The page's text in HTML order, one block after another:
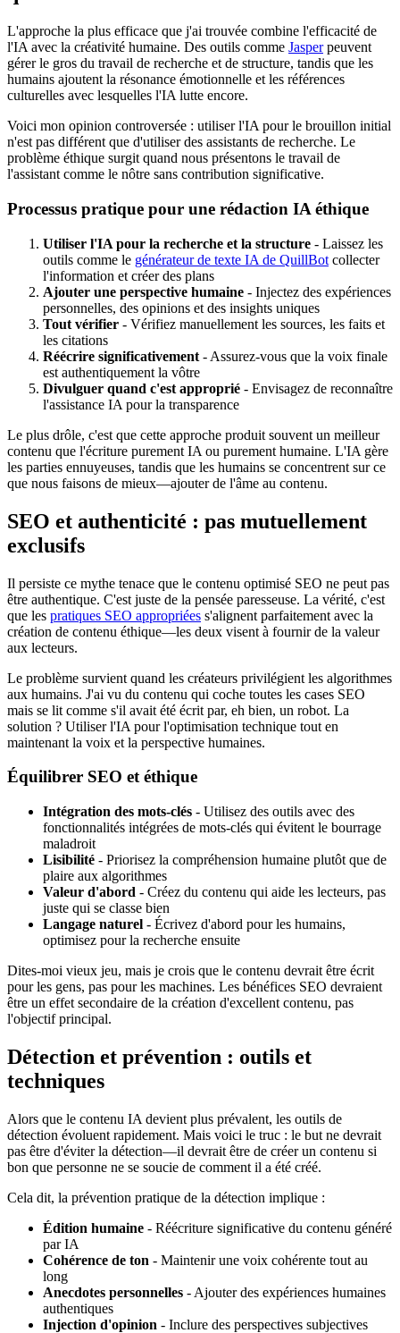
L'approche la plus efficace que j'ai trouvée combine l'efficacité de
l'IA avec la créativité humaine. Des outils comme Jasperpeuvent
gérer le gros du travail de recherche et de structure, tandis que les
humains ajoutent la résonance émotionnelle et les références
culturelles avec lesquelles l'IA lutte encore.
Voici mon opinion controversée : utiliser l'IA pour le brouillon initial
n'est pas différent que d'utiliser des assistants de recherche. Le
problème éthique surgit quand nous présentons le travail de
l'assistant comme le nôtre sans contribution significative.
Processus pratique pour une rédaction IA éthique
Utiliser l'IA pour la recherche et la structure - Laissez les
outils comme le générateur de texte IA de QuillBot collecter
l'information et créer des plans
Ajouter une perspective humaine - Injectez des expériences
personnelles, des opinions et des insights uniques
Tout vérifier - Vérifiez manuellement les sources, les faits et
les citations
Réécrire significativement - Assurez-vous que la voix finale
est authentiquement la vôtre
Divulguer quand c'est approprié - Envisagez de reconnaître
l'assistance IA pour la transparence
Le plus drôle, c'est que cette approche produit souvent un meilleur
contenu que l'écriture purement IA ou purement humaine. L'IA gère
les parties ennuyeuses, tandis que les humains se concentrent sur ce
que nous faisons de mieux—ajouter de l'âme au contenu.
SEO et authenticité : pas mutuellement
exclusifs
Il persiste ce mythe tenace que le contenu optimisé SEO ne peut pas
être authentique. C'est juste de la pensée paresseuse. La vérité, c'est
que les pratiques SEO appropriées s'alignent parfaitement avec la
création de contenu éthique—les deux visent à fournir de la valeur
aux lecteurs.
Le problème survient quand les créateurs privilégient les algorithmes
aux humains. J'ai vu du contenu qui coche toutes les cases SEO
mais se lit comme s'il avait été écrit par, eh bien, un robot. La
solution ? Utiliser l'IA pour l'optimisation technique tout en
maintenant la voix et la perspective humaines.
Équilibrer SEO et éthique
Intégration des mots-clés - Utilisez des outils avec des
fonctionnalités intégrées de mots-clés qui évitent le bourrage
maladroit
Lisibilité - Priorisez la compréhension humaine plutôt que de
plaire aux algorithmes
Valeur d'abord - Créez du contenu qui aide les lecteurs, pas
juste qui se classe bien
Langage naturel - Écrivez d'abord pour les humains,
optimisez pour la recherche ensuite
Dites-moi vieux jeu, mais je crois que le contenu devrait être écrit
pour les gens, pas pour les machines. Les bénéfices SEO devraient
être un effet secondaire de la création d'excellent contenu, pas
l'objectif principal.
Détection et prévention : outils et
techniques
Alors que le contenu IA devient plus prévalent, les outils de
détection évoluent rapidement. Mais voici le truc : le but ne devrait
pas être d'éviter la détection—il devrait être de créer un contenu si
bon que personne ne se soucie de comment il a été créé.
Cela dit, la prévention pratique de la détection implique :
Édition humaine - Réécriture significative du contenu généré
par IA
Cohérence de ton - Maintenir une voix cohérente tout au
long
Anecdotes personnelles - Ajouter des expériences humaines
authentiques
Injection d'opinion - Inclure des perspectives subjectives